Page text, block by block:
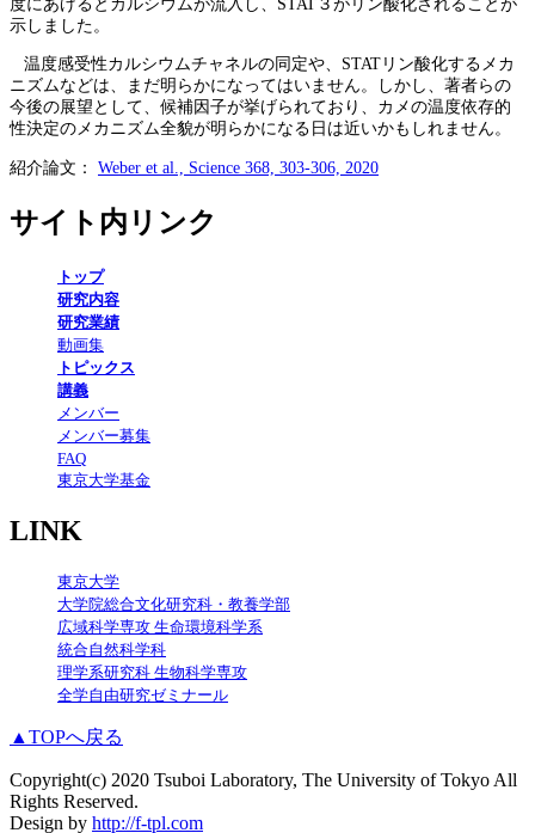
度にあげるとカルシウムが流入し、STAT３がリン酸化されることが
示しました。
温度感受性カルシウムチャネルの同定や、STATリン酸化するメカ
ニズムなどは、まだ明らかになってはいません。しかし、著者らの
今後の展望として、候補因子が挙げられており、カメの温度依存的
性決定のメカニズム全貌が明らかになる日は近いかもしれません。
紹介論文： Weber et al., Science 368, 303-306, 2020
サイト内リンク
トップ
研究内容
研究業績
動画集
トピックス
講義
メンバー
メンバー募集
FAQ
東京大学基金
LINK
東京大学
大学院総合文化研究科・教養学部
広域科学専攻 生命環境科学系
統合自然科学科
理学系研究科 生物科学専攻
全学自由研究ゼミナール
▲TOPへ戻る
Copyright(c) 2020 Tsuboi Laboratory, The University of Tokyo All
Rights Reserved.
Design by http://f-tpl.com